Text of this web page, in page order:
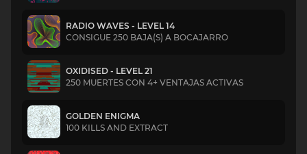
RADIO WAVES - LEVEL 14
CONSIGUE 250 BAJA(S) A BOCAJARRO
OXIDISED - LEVEL 21
250 MUERTES CON 4+ VENTAJAS ACTIVAS
GOLDEN ENIGMA
100 KILLS AND EXTRACT